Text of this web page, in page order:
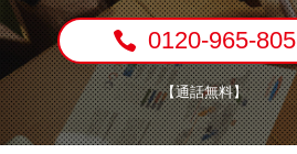
0120-965-805
【通話無料】